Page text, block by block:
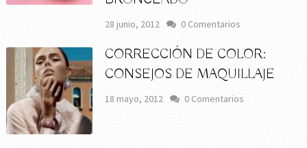
28 junio, 2012 0 Comentarios
CORRECCIÓN DE COLOR:
CONSEJOS DE MAQUILLAJE
18 mayo, 2012 0 Comentarios